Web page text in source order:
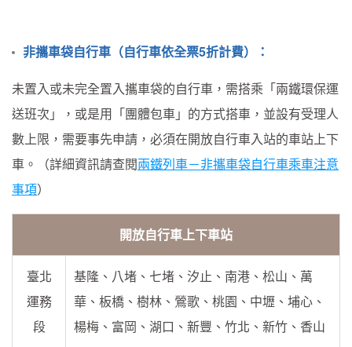
非攜車袋自行車（自行車依全票5折計費）：
未置入或未完全置入攜車袋的自行車，需搭乘「兩鐵環保運
送班次」，或是用「團體包車」的方式搭車，並設有受理人
數上限，需要事先申請，必須在開放自行車入站的車站上下
車。（詳細資訊請查閱兩鐵列車－非攜車袋自行車乘車注意
事項）
開放自行車上下車站
臺北
運務
段
基隆、八堵、七堵、汐止、南港、松山、萬
華、板橋、樹林、鶯歌、桃園、中壢、埔心、
楊梅、富岡、湖口、新豐、竹北、新竹、香山